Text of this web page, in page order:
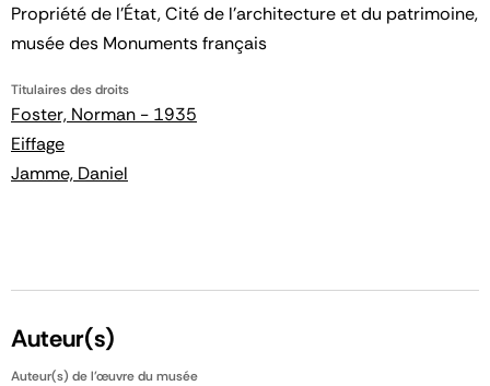
Propriété de l’État, Cité de l’architecture et du patrimoine,
musée des Monuments français
Titulaires des droits
Foster, Norman - 1935
Eiffage
Jamme, Daniel
Auteur(s)
Auteur(s) de l'œuvre du musée